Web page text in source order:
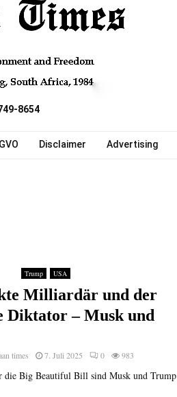
8654
Disclaimer Advertising
Trump USA
Milliardär und der
Diktator – Musk und
times 7. Juli 2025 0 983
die Big Beautiful Bill sind Musk und Trump